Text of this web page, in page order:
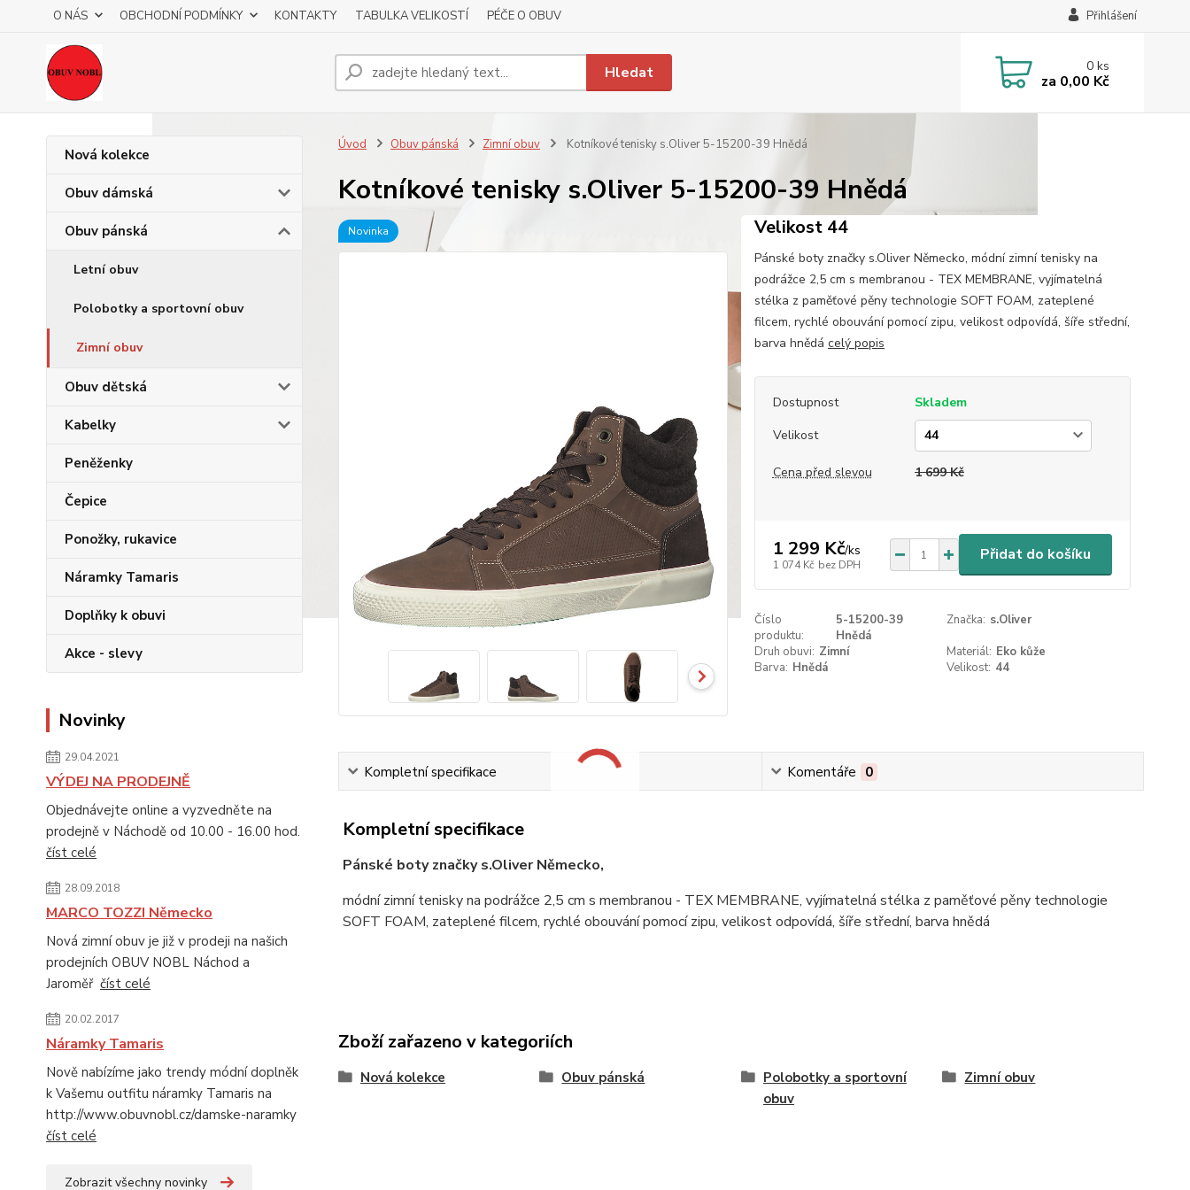
O NÁS OBCHODNÍ PODMÍNKY KONTAKTY TABULKA VELIKOSTÍ PÉČE O OBUV Přihlášení
Hledat 0ks
za 0,00 Kč
Nová kolekce
Obuv dámská
Obuv pánská
Letní obuv
Polobotky a sportovní obuv
Zimní obuv
Obuv dětská
Kabelky
Peněženky
Čepice
Ponožky, rukavice
Náramky Tamaris
Doplňky k obuvi
Akce - slevy
Novinky
29.04.2021
VÝDEJ NA PRODEJNĚ
Objednávejte online a vyzvedněte na
prodejně v Náchodě od 10.00 - 16.00 hod.
číst celé
28.09.2018
MARCO TOZZI Německo
Nová zimní obuv je již v prodeji na našich
prodejních OBUV NOBL Náchod a
Jaroměř číst celé
20.02.2017
Náramky Tamaris
Nově nabízíme jako trendy módní doplněk
k Vašemu outfitu náramky Tamaris na
http://www.obuvnobl.cz/damske-naramky
číst celé
Zobrazit všechny novinky
Úvod Obuv pánská Zimní obuv Kotníkové tenisky s.Oliver 5-15200-39 Hnědá
Kotníkové tenisky s.Oliver 5-15200-39 Hnědá
Novinka Velikost 44
Pánské boty značky s.Oliver Německo, módní zimní tenisky na
podrážce 2,5 cm s membranou - TEX MEMBRANE, vyjímatelná
stélka z paměťové pěny technologie SOFT FOAM, zateplené
filcem, rychlé obouvání pomocí zipu, velikost odpovídá, šíře střední,
barva hnědá celý popis
Dostupnost
Skladem
Velikost
Cena před slevou 1 699 Kč
1 299 Kč/ks
1 074 Kč bez DPH
Přidat do košíku
Číslo
produktu:
5-15200-39
Hnědá
Značka: s.Oliver
Druh obuvi: Zimní Materiál: Eko kůže
Barva: Hnědá Velikost: 44
Kompletní specifikace Komentáře 0
Kompletní specifikace
Pánské boty značky s.Oliver Německo,
módní zimní tenisky na podrážce 2,5 cm s membranou - TEX MEMBRANE, vyjímatelná stélka z paměťové pěny technologie
SOFT FOAM, zateplené filcem, rychlé obouvání pomocí zipu, velikost odpovídá, šíře střední, barva hnědá
Zboží zařazeno v kategoriích
Nová kolekce Obuv pánská
Polobotky a sportovní
obuv
Zimní obuv